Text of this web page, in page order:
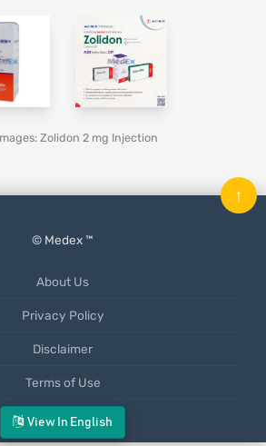
View In English
Zolidon 2 mg Injection
© Medex ™
About Us
Privacy Policy
Disclaimer
Terms of Use
Mobile App
↑